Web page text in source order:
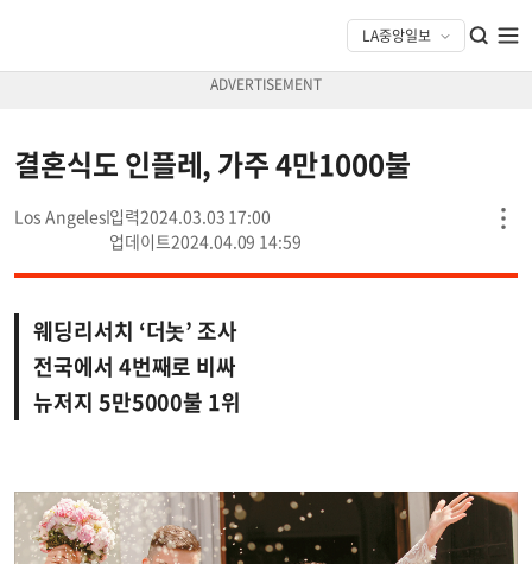
결혼식도 인플레, 가주 4만1000불
Los Angeles
2024.03.03 17:00
2024.04.09 14:59
웨딩리서치 ‘더놋’ 조사
전국에서 4번째로 비싸
뉴저지 5만5000불 1위